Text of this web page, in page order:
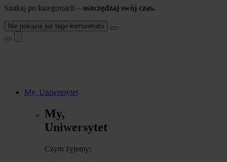
Szukaj po kategoriach – oszczędzaj swój czas.
Nie pokazuj już tego komunikatu
My, Uniwersytet
My,
Uniwersytet
Czym żyjemy: